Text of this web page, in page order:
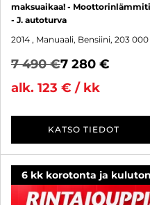
maksuaikaa! -
- J. autoturva
2014 , Manuaali, Bensiini, 203
7 490 €7 280 €
alk. 123 € / kk
KATSO TIEDOT
6 kk korotonta ja